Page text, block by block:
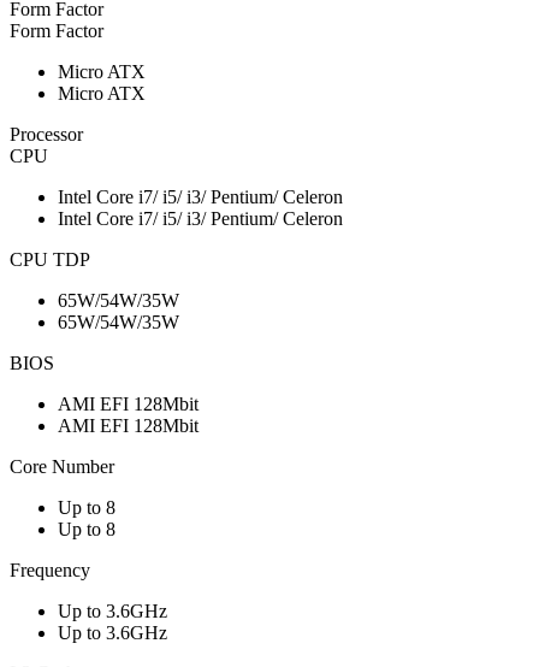
Form Factor
Form Factor
Micro ATX
Micro ATX
Processor
CPU
Intel Core i7/ i5/ i3/ Pentium/ Celeron
Intel Core i7/ i5/ i3/ Pentium/ Celeron
CPU TDP
65W/54W/35W
65W/54W/35W
BIOS
AMI EFI 128Mbit
AMI EFI 128Mbit
Core Number
Up to 8
Up to 8
Frequency
Up to 3.6GHz
Up to 3.6GHz